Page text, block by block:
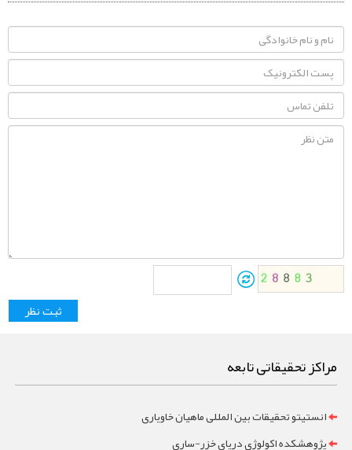
مراکز تحقیقاتی تابعه
انستیتو تحقیقات بین المللی ماهیان خاویاری
پژوهشکده اکولوژي درياي خزر-ساری